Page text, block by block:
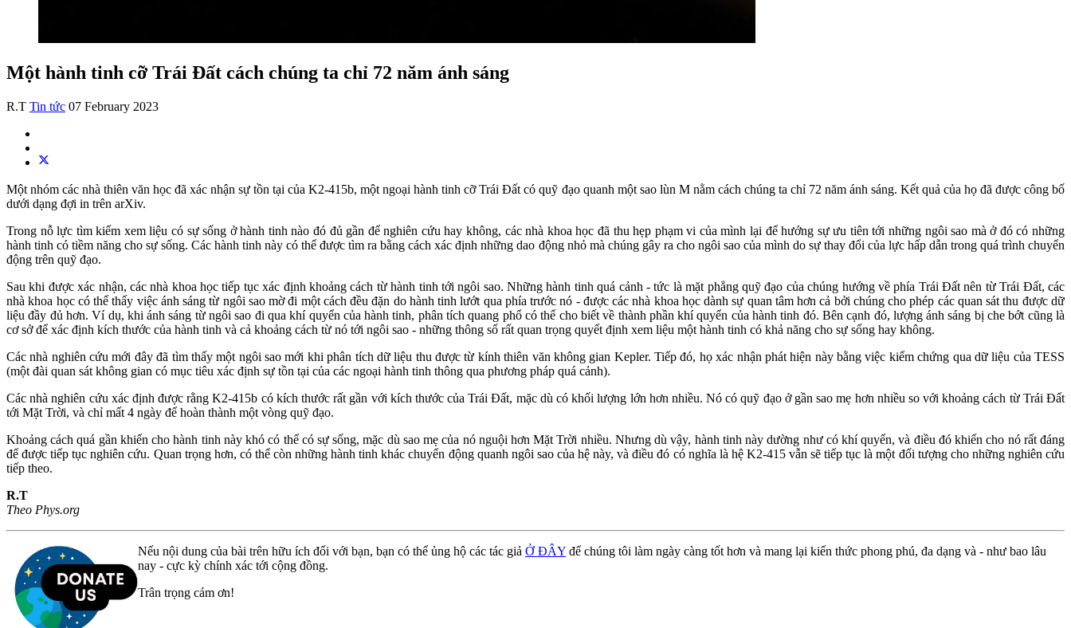
Một hành tinh cỡ Trái Đất cách chúng ta chỉ 72 năm ánh sáng
R.T Tin tức 07 February 2023
Một nhóm các nhà thiên văn học đã xác nhận sự tồn tại của K2-415b, một ngoại hành tinh cỡ Trái Đất có quỹ đạo quanh một sao lùn M nằm cách chúng ta chỉ 72 năm ánh sáng. Kết quả của họ đã được công bố
dưới dạng đợi in trên arXiv.
Trong nỗ lực tìm kiếm xem liệu có sự sống ở hành tinh nào đó đủ gần để nghiên cứu hay không, các nhà khoa học đã thu hẹp phạm vi của mình lại để hướng sự ưu tiên tới những ngôi sao mà ở đó có những
hành tinh có tiềm năng cho sự sống. Các hành tinh này có thể được tìm ra bằng cách xác định những dao động nhỏ mà chúng gây ra cho ngôi sao của mình do sự thay đổi của lực hấp dẫn trong quá trình chuyển
động trên quỹ đạo.
Sau khi được xác nhận, các nhà khoa học tiếp tục xác định khoảng cách từ hành tinh tới ngôi sao. Những hành tinh quá cảnh - tức là mặt phẳng quỹ đạo của chúng hướng về phía Trái Đất nên từ Trái Đất, các
nhà khoa học có thể thấy việc ánh sáng từ ngôi sao mờ đi một cách đều đặn do hành tinh lướt qua phía trước nó - được các nhà khoa học dành sự quan tâm hơn cả bởi chúng cho phép các quan sát thu được dữ
liệu đầy đủ hơn. Ví dụ, khi ánh sáng từ ngôi sao đi qua khí quyển của hành tinh, phân tích quang phổ có thể cho biết về thành phần khí quyển của hành tinh đó. Bên cạnh đó, lượng ánh sáng bị che bớt cũng là
cơ sở để xác định kích thước của hành tinh và cả khoảng cách từ nó tới ngôi sao - những thông số rất quan trọng quyết định xem liệu một hành tinh có khả năng cho sự sống hay không.
Các nhà nghiên cứu mới đây đã tìm thấy một ngôi sao mới khi phân tích dữ liệu thu được từ kính thiên văn không gian Kepler. Tiếp đó, họ xác nhận phát hiện này bằng việc kiểm chứng qua dữ liệu của TESS
(một đài quan sát không gian có mục tiêu xác định sự tồn tại của các ngoại hành tinh thông qua phương pháp quá cảnh).
Các nhà nghiên cứu xác định được rằng K2-415b có kích thước rất gần với kích thước của Trái Đất, mặc dù có khối lượng lớn hơn nhiều. Nó có quỹ đạo ở gần sao mẹ hơn nhiều so với khoảng cách từ Trái Đất
tới Mặt Trời, và chỉ mất 4 ngày để hoàn thành một vòng quỹ đạo.
Khoảng cách quá gần khiến cho hành tinh này khó có thể có sự sống, mặc dù sao mẹ của nó nguội hơn Mặt Trời nhiều. Nhưng dù vậy, hành tinh này dường như có khí quyển, và điều đó khiến cho nó rất đáng
để được tiếp tục nghiên cứu. Quan trọng hơn, có thể còn những hành tinh khác chuyển động quanh ngôi sao của hệ này, và điều đó có nghĩa là hệ K2-415 vẫn sẽ tiếp tục là một đối tượng cho những nghiên cứu
tiếp theo.
R.T
Theo Phys.org
Nếu nội dung của bài trên hữu ích đối với bạn, bạn có thể ủng hộ các tác giả Ở ĐÂY để chúng tôi làm ngày càng tốt hơn và mang lại kiến thức phong phú, đa dạng và - như bao lâu
nay - cực kỳ chính xác tới cộng đồng.
Trân trọng cám ơn!